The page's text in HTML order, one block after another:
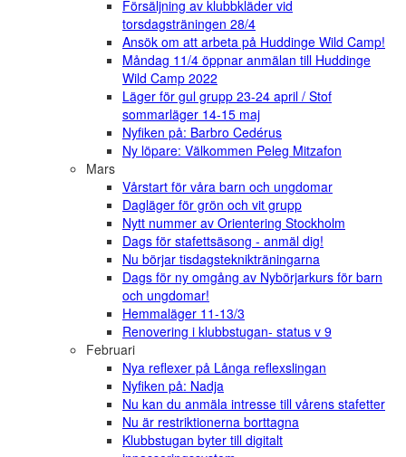
Försäljning av klubbkläder vid
torsdagsträningen 28/4
Ansök om att arbeta på Huddinge Wild Camp!
Måndag 11/4 öppnar anmälan till Huddinge
Wild Camp 2022
Läger för gul grupp 23-24 april / Stof
sommarläger 14-15 maj
Nyfiken på: Barbro Cedérus
Ny löpare: Välkommen Peleg Mitzafon
Mars
Vårstart för våra barn och ungdomar
Dagläger för grön och vit grupp
Nytt nummer av Orientering Stockholm
Dags för stafettsäsong - anmäl dig!
Nu börjar tisdagsteknikträningarna
Dags för ny omgång av Nybörjarkurs för barn
och ungdomar!
Hemmaläger 11-13/3
Renovering i klubbstugan- status v 9
Februari
Nya reflexer på Långa reflexslingan
Nyfiken på: Nadja
Nu kan du anmäla intresse till vårens stafetter
Nu är restriktionerna borttagna
Klubbstugan byter till digitalt